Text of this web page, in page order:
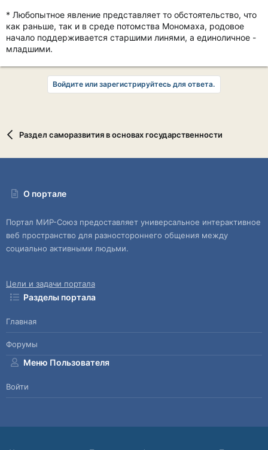
* Любопытное явление представляет то обстоятельство, что
как раньше, так и в среде потомства Мономаха, родовое
начало поддерживается старшими линями, а единоличное -
младшими.
Войдите или зарегистрируйтесь для ответа.
Раздел саморазвития в основах государственности
О портале
Портал МИР-Союз предоставляет универсальное интерактивное
веб пространство для разностороннего общения между
социально активными людьми.
Цели и задачи портала
Разделы портала
Главная
Форумы
Меню Пользователя
Войти